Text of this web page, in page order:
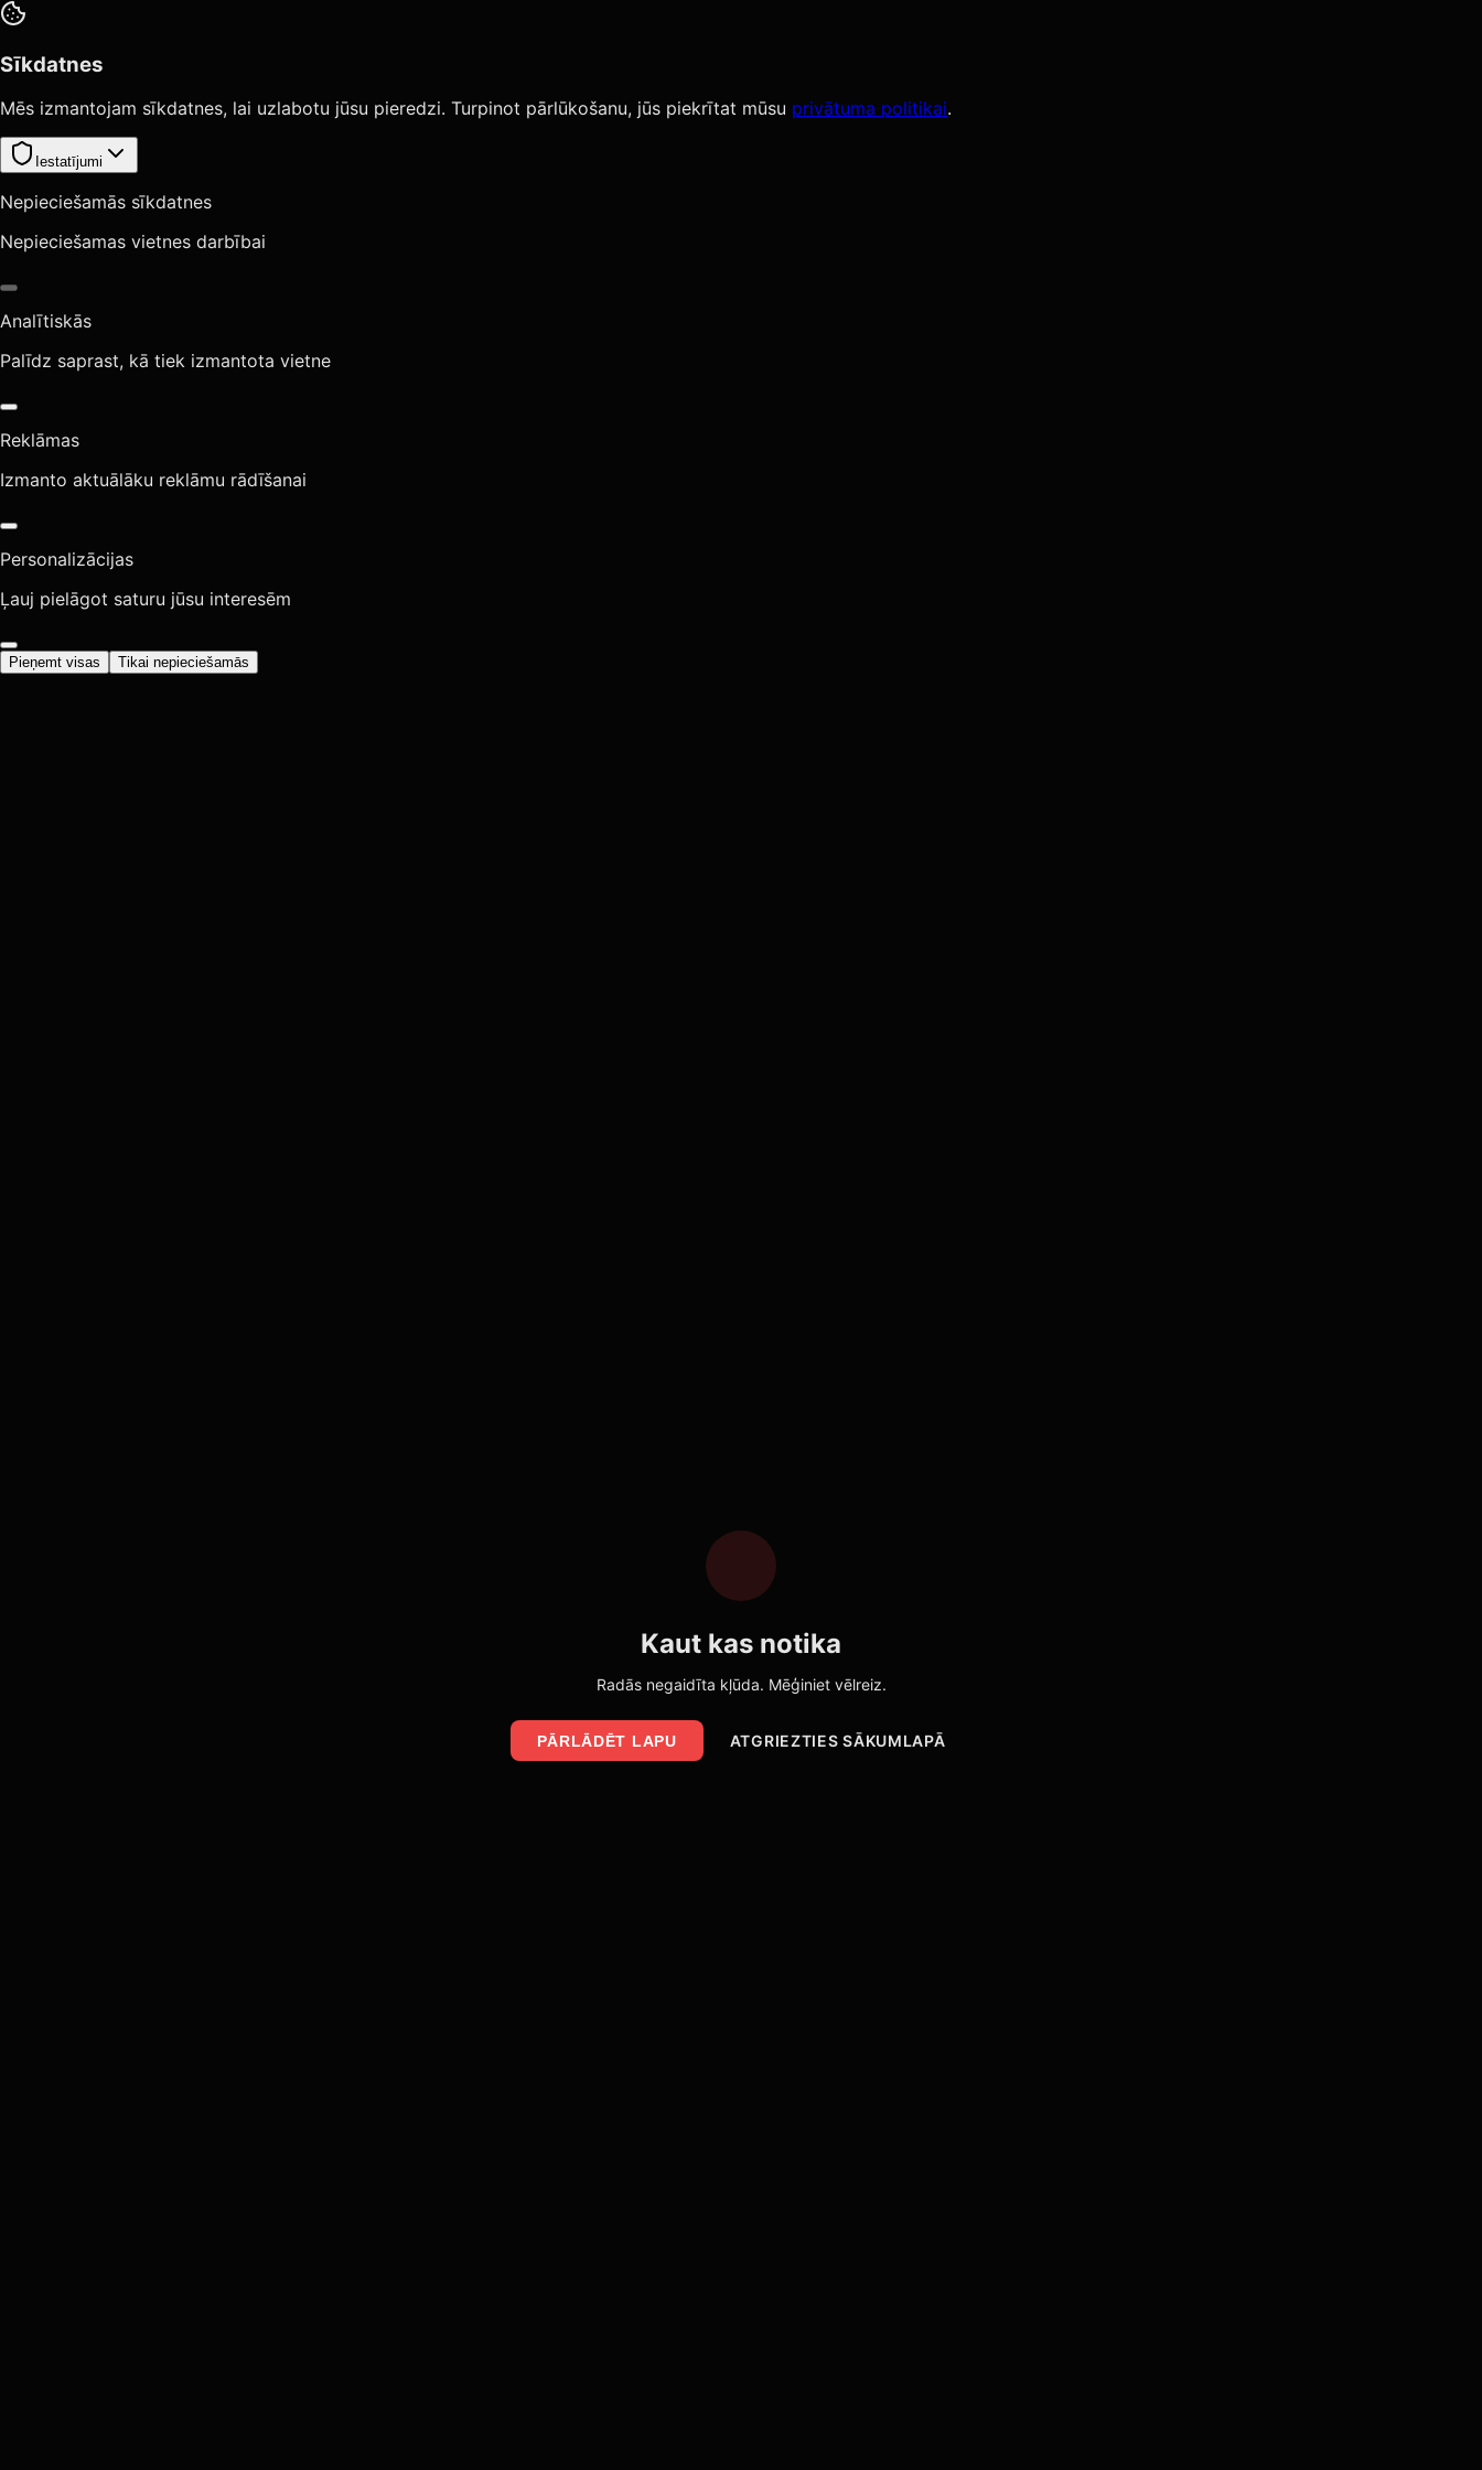
Sīkdatnes
Mēs izmantojam sīkdatnes, lai uzlabotu jūsu pieredzi. Turpinot pārlūkošanu, jūs piekrītat mūsu privātuma politikai.
Iestatījumi
Nepieciešamās sīkdatnes
Nepieciešamas vietnes darbībai
Analītiskās
Palīdz saprast, kā tiek izmantota vietne
Reklāmas
Izmanto aktuālāku reklāmu rādīšanai
Personalizācijas
Ļauj pielāgot saturu jūsu interesēm
Pieņemt visas Tikai nepieciešamās
Kaut kas notika
Radās negaidīta kļūda. Mēģiniet vēlreiz.
PĀRLĀDĒT LAPU ATGRIEZTIES SĀKUMLAPĀ